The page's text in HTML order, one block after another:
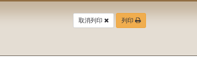
取消列印 列印